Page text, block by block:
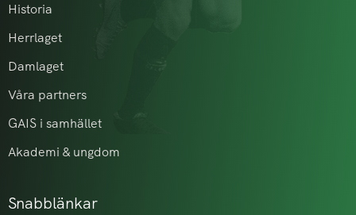
Historia
Herrlaget
Damlaget
Våra partners
GAIS i samhället
Akademi & ungdom
Snabblänkar